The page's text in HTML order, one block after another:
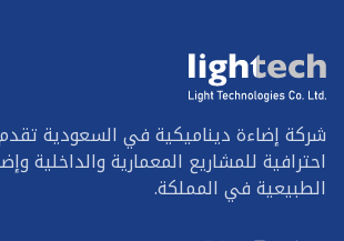
شركة إضاءة ديناميكية في السعودية
احترافية للمشاريع المعمارية والداخلية
الطبيعية في المملكة.